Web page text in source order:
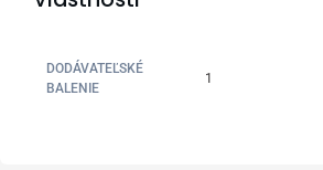
DODÁVATEĽSKÉ
BALENIE
1